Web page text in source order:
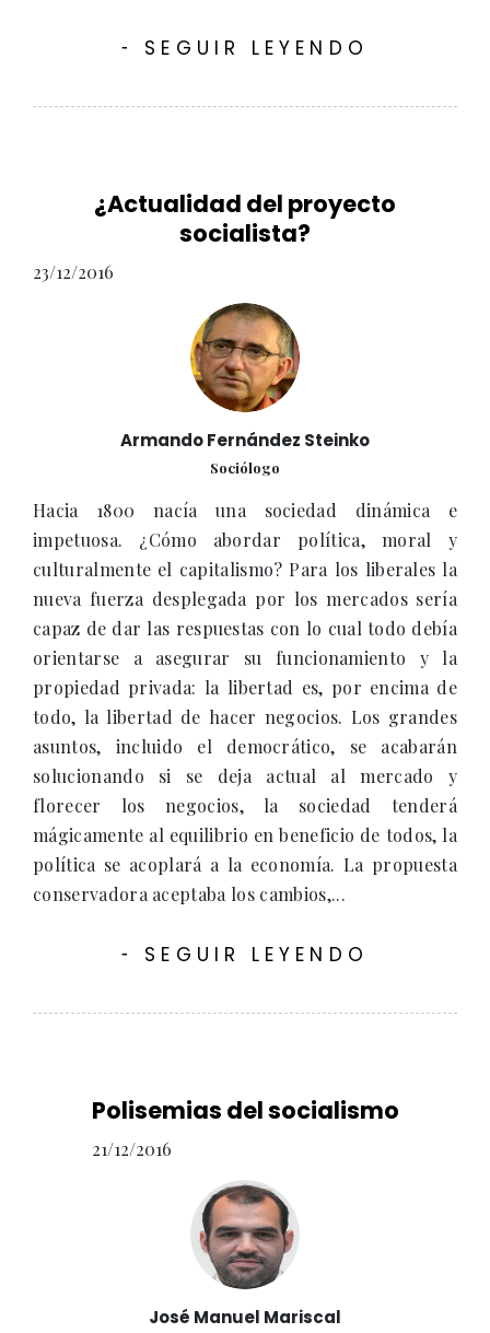
- SEGUIR LEYENDO
¿Actualidad del proyecto
socialista?
23/12/2016
Armando Fernández Steinko
Sociólogo
Hacia 1800 nacía una sociedad dinámica e
impetuosa. ¿Cómo abordar política, moral y
culturalmente el capitalismo? Para los liberales la
nueva fuerza desplegada por los mercados sería
capaz de dar las respuestas con lo cual todo debía
orientarse a asegurar su funcionamiento y la
propiedad privada: la libertad es, por encima de
todo, la libertad de hacer negocios. Los grandes
asuntos, incluido el democrático, se acabarán
solucionando si se deja actual al mercado y
florecer los negocios, la sociedad tenderá
mágicamente al equilibrio en beneficio de todos, la
política se acoplará a la economía. La propuesta
conservadora aceptaba los cambios,...
- SEGUIR LEYENDO
Polisemias del socialismo
21/12/2016
José Manuel Mariscal